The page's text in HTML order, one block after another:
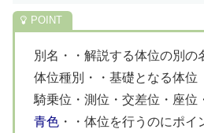
別名・・解説する体位の別の
体位種別・・基礎となる体位
騎乗位・測位・交差位・座位
青色 ・・体位を行うのにポイ